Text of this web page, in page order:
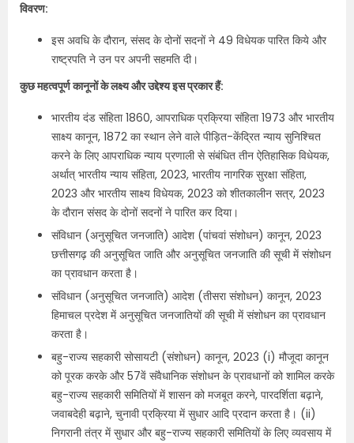
विवरण:
इस अवधि के दौरान, संसद के दोनों सदनों ने 49 विधेयक पारित किये और
राष्ट्रपति ने उन पर अपनी सहमति दी।
कुछ महत्वपूर्ण कानूनों के लक्ष्‍य और उद्देश्य इस प्रकार हैं:
भारतीय दंड संहिता 1860, आपराधिक प्रक्रिया संहिता 1973 और भारतीय
साक्ष्य कानून, 1872 का स्‍थान लेने वाले पीड़ित-केंद्रित न्याय सुनिश्चित
करने के लिए आपराधिक न्याय प्रणाली से संबंधित तीन ऐतिहासिक विधेयक,
अर्थात् भारतीय न्याय संहिता, 2023, भारतीय नागरिक सुरक्षा संहिता,
2023 और भारतीय साक्ष्य विधेयक, 2023 को शीतकालीन सत्र, 2023
के दौरान संसद के दोनों सदनों ने पारित कर दिया।
संविधान (अनुसूचित जनजाति) आदेश (पांचवां संशोधन) कानून, 2023
छत्तीसगढ़ की अनुसूचित जाति और अनुसूचित जनजाति की सूची में संशोधन
का प्रावधान करता है।
संविधान (अनुसूचित जनजाति) आदेश (तीसरा संशोधन) कानून, 2023
हिमाचल प्रदेश में अनुसूचित जनजातियों की सूची में संशोधन का प्रावधान
करता है।
बहु-राज्य सहकारी सोसायटी (संशोधन) कानून, 2023 (i) मौजूदा कानून
को पूरक करके और 57वें संवैधानिक संशोधन के प्रावधानों को शामिल करके
बहु-राज्य सहकारी समितियों में शासन को मजबूत करने, पारदर्शिता बढ़ाने,
जवाबदेही बढ़ाने, चुनावी प्रक्रिया में सुधार आदि प्रदान करता है। (ii)
निगरानी तंत्र में सुधार और बहु-राज्य सहकारी समितियों के लिए व्यवसाय में